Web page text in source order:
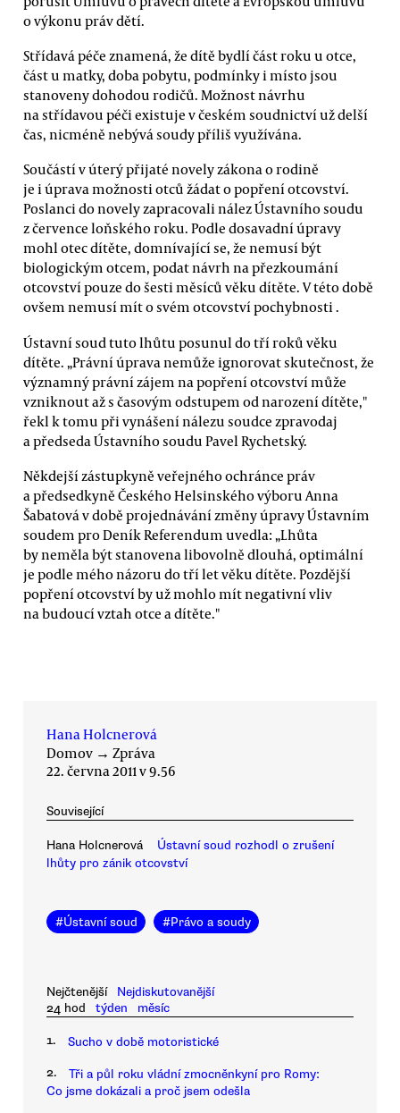
o výkonu práv dětí.
Střídavá péče znamená, že dítě bydlí část roku u otce,
část u matky, doba pobytu, podmínky i místo jsou
stanoveny dohodou rodičů. Možnost návrhu
na střídavou péči existuje v českém soudnictví už delší
čas, nicméně nebývá soudy příliš využívána.
Součástí v úterý přijaté novely zákona o rodině
je i úprava možnosti otců žádat o popření otcovství.
Poslanci do novely zapracovali nález Ústavního soudu
z července loňského roku. Podle dosavadní úpravy
mohl otec dítěte, domnívající se, že nemusí být
biologickým otcem, podat návrh na přezkoumání
otcovství pouze do šesti měsíců věku dítěte. V této době
ovšem nemusí mít o svém otcovství pochybnosti .
Ústavní soud tuto lhůtu posunul do tří roků věku
dítěte. „Právní úprava nemůže ignorovat skutečnost, že
významný právní zájem na popření otcovství může
vzniknout až s časovým odstupem od narození dítěte,"
řekl k tomu při vynášení nálezu soudce zpravodaj
a předseda Ústavního soudu Pavel Rychetský.
Někdejší zástupkyně veřejného ochránce práv
a předsedkyně Českého Helsinského výboru Anna
Šabatová v době projednávání změny úpravy Ústavním
soudem pro Deník Referendum uvedla: „Lhůta
by neměla být stanovena libovolně dlouhá, optimální
je podle mého názoru do tří let věku dítěte. Pozdější
popření otcovství by už mohlo mít negativní vliv
na budoucí vztah otce a dítěte."
Hana Holcnerová
Domov → Zpráva
22. června 2011 v 9.56
Související
Hana Holcnerová
Ústavní soud rozhodl o zrušení
lhůty pro zánik otcovství
#Ústavní soud #Právo a soudy
Nejčtenější
Nejdiskutovanější
24 hod
týden měsíc
1. Sucho v době motoristické
2.
Tři a půl roku vládní zmocněnkyní pro Romy:
Co jsme dokázali a proč jsem odešla